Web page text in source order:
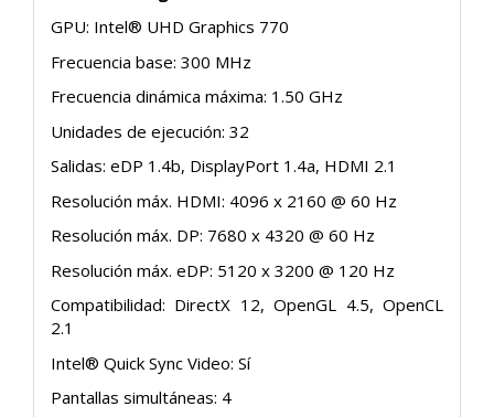
GPU: Intel® UHD Graphics 770
Frecuencia base: 300 MHz
Frecuencia dinámica máxima: 1.50 GHz
Unidades de ejecución: 32
Salidas: eDP 1.4b, DisplayPort 1.4a, HDMI 2.1
Resolución máx. HDMI: 4096 x 2160 @ 60 Hz
Resolución máx. DP: 7680 x 4320 @ 60 Hz
Resolución máx. eDP: 5120 x 3200 @ 120 Hz
Compatibilidad: DirectX 12, OpenGL 4.5, OpenCL
2.1
Intel® Quick Sync Video: Sí
Pantallas simultáneas: 4